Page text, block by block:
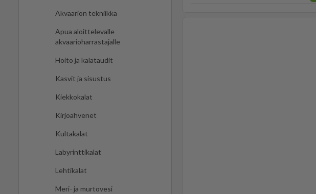
Akvaarion tekniikka
Apua aloittelevalle
akvaarioharrastajalle
Hoito ja kalataudit
Kasvit ja sisustus
Kiekkokalat
Kirjoahvenet
Kultakalat
Labyrinttikalat
Lehtikalat
Meri- ja murtovesi